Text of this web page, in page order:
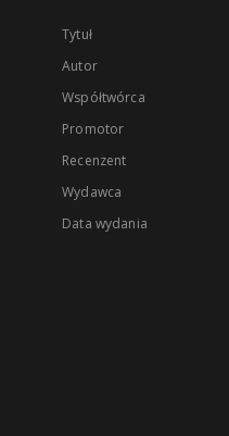
Tytuł
Autor
Współtwórca
Promotor
Recenzent
Wydawca
Data wydania